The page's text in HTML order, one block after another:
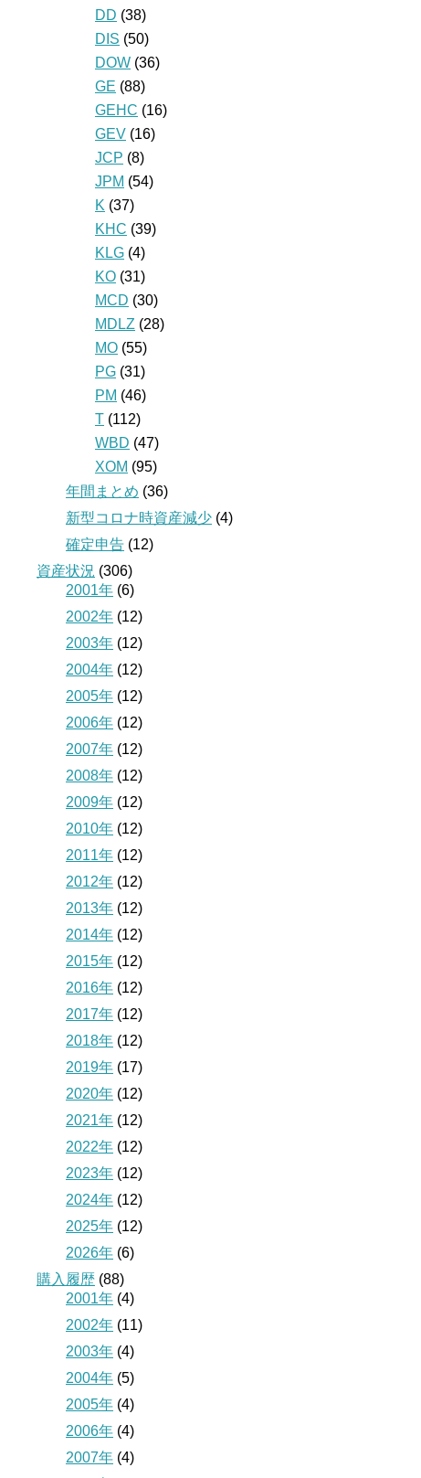
DD (38)
DIS (50)
DOW (36)
GE (88)
GEHC (16)
GEV (16)
JCP (8)
JPM (54)
K (37)
KHC (39)
KLG (4)
KO (31)
MCD (30)
MDLZ (28)
MO (55)
PG (31)
PM (46)
T (112)
WBD (47)
XOM (95)
年間まとめ (36)
新型コロナ時資産減少 (4)
確定申告 (12)
資産状況 (306)
2001年 (6)
2002年 (12)
2003年 (12)
2004年 (12)
2005年 (12)
2006年 (12)
2007年 (12)
2008年 (12)
2009年 (12)
2010年 (12)
2011年 (12)
2012年 (12)
2013年 (12)
2014年 (12)
2015年 (12)
2016年 (12)
2017年 (12)
2018年 (12)
2019年 (17)
2020年 (12)
2021年 (12)
2022年 (12)
2023年 (12)
2024年 (12)
2025年 (12)
2026年 (6)
購入履歴 (88)
2001年 (4)
2002年 (11)
2003年 (4)
2004年 (5)
2005年 (4)
2006年 (4)
2007年 (4)